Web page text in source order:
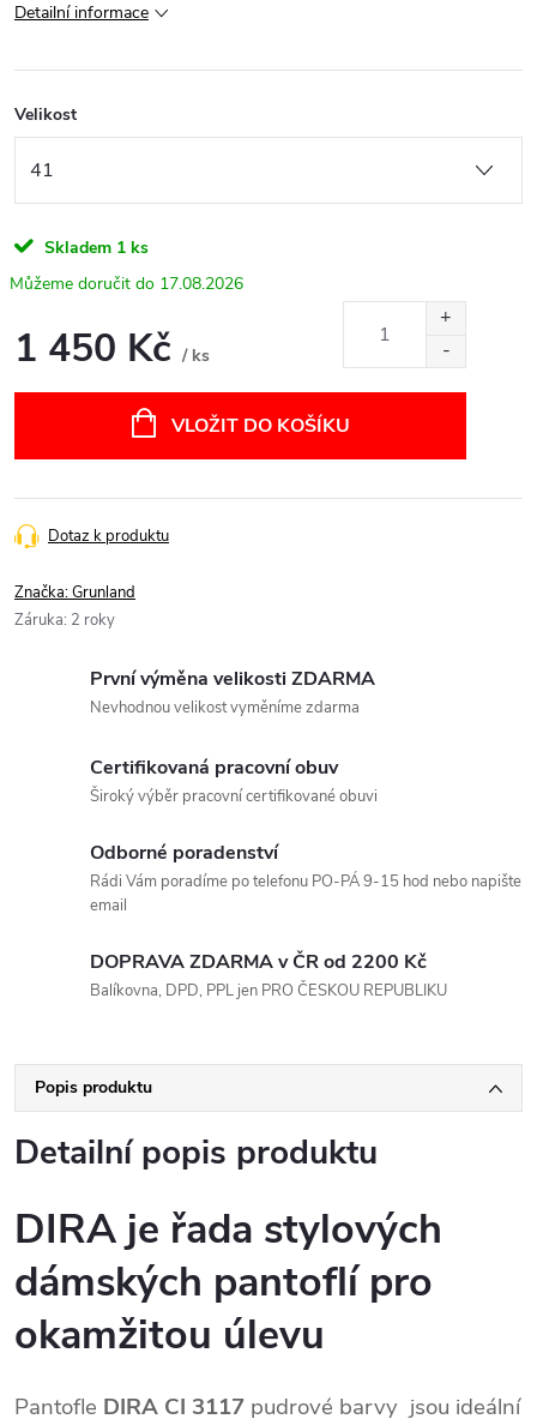
Detailní informace
Velikost
Skladem 1 ks
17.08.2026
1 450 Kč / ks
VLOŽIT DO KOŠÍKU
Dotaz k produktu
Značka:Grunland
Záruka: 2 roky
První výměna velikosti ZDARMA
Nevhodnou velikost vyměníme zdarma
Certifikovaná pracovní obuv
Široký výběr pracovní certifikované obuvi
Odborné poradenství
Rádi Vám poradíme po telefonu PO-PÁ 9-15 hod nebo napište
email
DOPRAVA ZDARMA v ČR od 2200 Kč
Balíkovna, DPD, PPL jen PRO ČESKOU REPUBLIKU
Popis produktu
Detailní popis produktu
DIRA je řada stylových
dámských pantoflí pro
okamžitou úlevu
Pantofle DIRA CI 3117 pudrové barvy jsou ideální